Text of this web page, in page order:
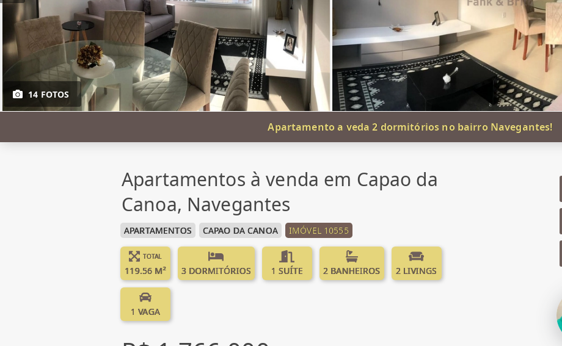
14 FOTOS
Apartamento a veda 2 dormitórios no bairro Navegantes!
Apartamentos à venda em Capao da
Canoa, Navegantes
APARTAMENTOS CAPAO DA CANOA IMÓVEL 10555
TOTAL
119.56 M² 3 DORMITÓRIOS 1 SUÍTE 2 BANHEIROS 2 LIVINGS
1 VAGA